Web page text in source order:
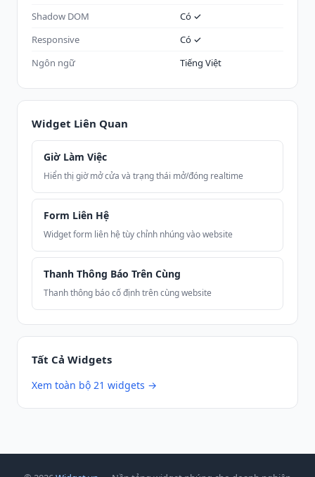
Shadow DOM
Có ✓
Responsive
Có ✓
Ngôn ngữ
Tiếng Việt
Widget Liên Quan
Giờ Làm Việc
Hiển thị giờ mở cửa và trạng thái mở/đóng realtime
Form Liên Hệ
Widget form liên hệ tùy chỉnh nhúng vào website
Thanh Thông Báo Trên Cùng
Thanh thông báo cố định trên cùng website
Tất Cả Widgets
Xem toàn bộ 21 widgets →